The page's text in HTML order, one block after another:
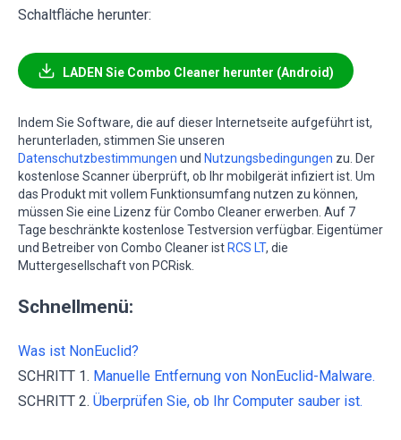
Schaltfläche herunter:
LADEN Sie Combo Cleaner herunter (Android)
Indem Sie Software, die auf dieser Internetseite aufgeführt ist,
herunterladen, stimmen Sie unseren
Datenschutzbestimmungen und Nutzungsbedingungen zu. Der
kostenlose Scanner überprüft, ob Ihr mobilgerät infiziert ist. Um
das Produkt mit vollem Funktionsumfang nutzen zu können,
müssen Sie eine Lizenz für Combo Cleaner erwerben. Auf 7
Tage beschränkte kostenlose Testversion verfügbar. Eigentümer
und Betreiber von Combo Cleaner ist RCS LT, die
Muttergesellschaft von PCRisk.
Schnellmenü:
Was ist NonEuclid?
SCHRITT 1. Manuelle Entfernung von NonEuclid-Malware.
SCHRITT 2. Überprüfen Sie, ob Ihr Computer sauber ist.